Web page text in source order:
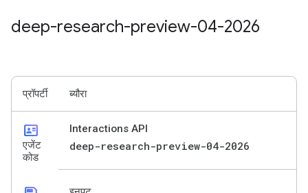
deep-research-preview-04-2026
प्रॉपर्टी ब्यौरा
id_card
एजेंट
कोड
Interactions API
deep-research-preview-04-2026